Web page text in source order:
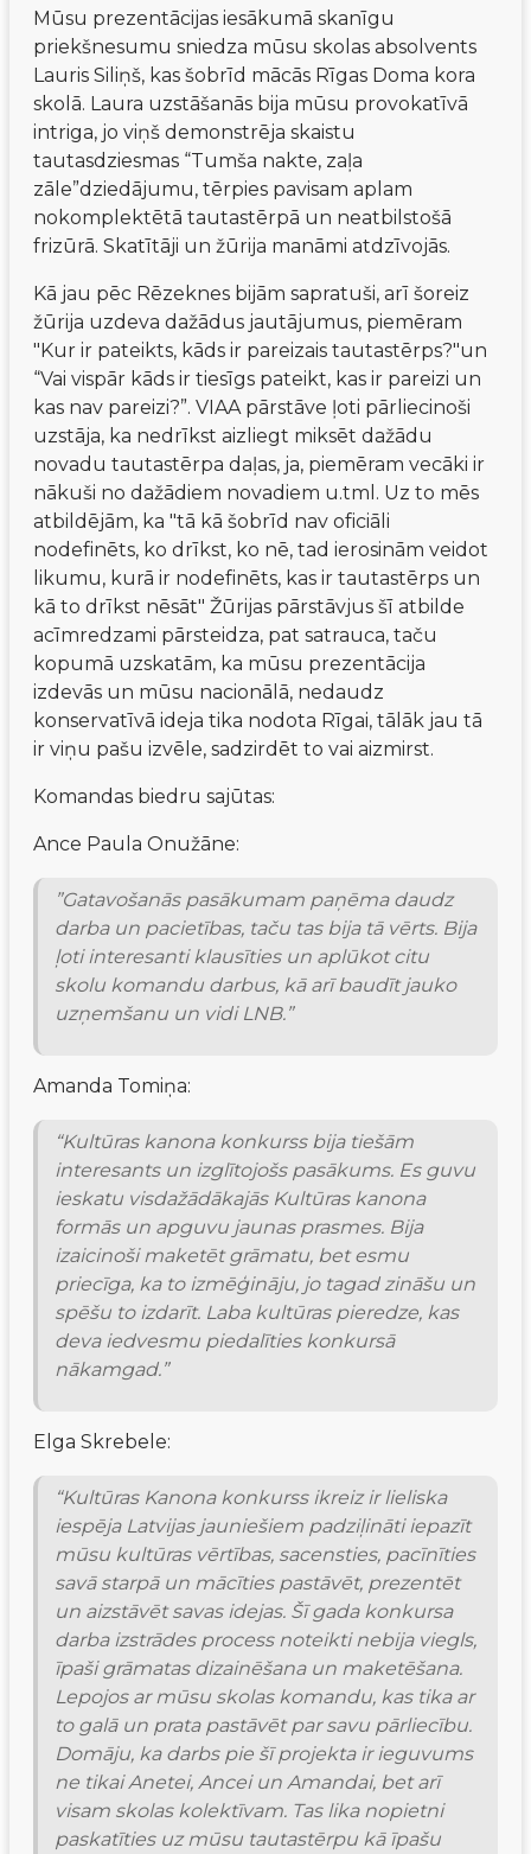
Mūsu prezentācijas iesākumā skanīgu
priekšnesumu sniedza mūsu skolas absolvents
Lauris Siliņš, kas šobrīd mācās Rīgas Doma kora
skolā. Laura uzstāšanās bija mūsu provokatīvā
intriga, jo viņš demonstrēja skaistu
tautasdziesmas “Tumša nakte, zaļa
zāle”dziedājumu, tērpies pavisam aplam
nokomplektētā tautastērpā un neatbilstošā
frizūrā. Skatītāji un žūrija manāmi atdzīvojās.
Kā jau pēc Rēzeknes bijām sapratuši, arī šoreiz
žūrija uzdeva dažādus jautājumus, piemēram
"Kur ir pateikts, kāds ir pareizais tautastērps?"un
“Vai vispār kāds ir tiesīgs pateikt, kas ir pareizi un
kas nav pareizi?”. VIAA pārstāve ļoti pārliecinoši
uzstāja, ka nedrīkst aizliegt miksēt dažādu
novadu tautastērpa daļas, ja, piemēram vecāki ir
nākuši no dažādiem novadiem u.tml. Uz to mēs
atbildējām, ka "tā kā šobrīd nav oficiāli
nodefinēts, ko drīkst, ko nē, tad ierosinām veidot
likumu, kurā ir nodefinēts, kas ir tautastērps un
kā to drīkst nēsāt" Žūrijas pārstāvjus šī atbilde
acīmredzami pārsteidza, pat satrauca, taču
kopumā uzskatām, ka mūsu prezentācija
izdevās un mūsu nacionālā, nedaudz
konservatīvā ideja tika nodota Rīgai, tālāk jau tā
ir viņu pašu izvēle, sadzirdēt to vai aizmirst.
Komandas biedru sajūtas:
Ance Paula Onužāne:
”Gatavošanās pasākumam paņēma daudz
darba un pacietības, taču tas bija tā vērts. Bija
ļoti interesanti klausīties un aplūkot citu
skolu komandu darbus, kā arī baudīt jauko
uzņemšanu un vidi LNB.”
Amanda Tomiņa:
“Kultūras kanona konkurss bija tiešām
interesants un izglītojošs pasākums. Es guvu
ieskatu visdažādākajās Kultūras kanona
formās un apguvu jaunas prasmes. Bija
izaicinoši maketēt grāmatu, bet esmu
priecīga, ka to izmēģināju, jo tagad zināšu un
spēšu to izdarīt. Laba kultūras pieredze, kas
deva iedvesmu piedalīties konkursā
nākamgad.”
Elga Skrebele:
“Kultūras Kanona konkurss ikreiz ir lieliska
iespēja Latvijas jauniešiem padziļināti iepazīt
mūsu kultūras vērtības, sacensties, pacīnīties
savā starpā un mācīties pastāvēt, prezentēt
un aizstāvēt savas idejas. Šī gada konkursa
darba izstrādes process noteikti nebija viegls,
īpaši grāmatas dizainēšana un maketēšana.
Lepojos ar mūsu skolas komandu, kas tika ar
to galā un prata pastāvēt par savu pārliecību.
Domāju, ka darbs pie šī projekta ir ieguvums
ne tikai Anetei, Ancei un Amandai, bet arī
visam skolas kolektīvam. Tas lika nopietni
paskatīties uz mūsu tautastērpu kā īpašu